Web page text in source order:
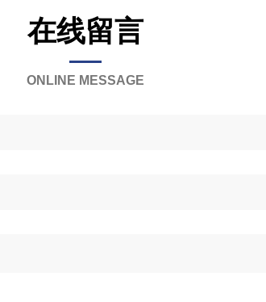
在线留言
ONLINE MESSAGE